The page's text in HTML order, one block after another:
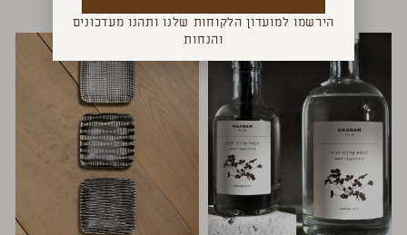
הירשמו למועדון הלקוחות שלנו ותהנו מעדכונים
והנחות